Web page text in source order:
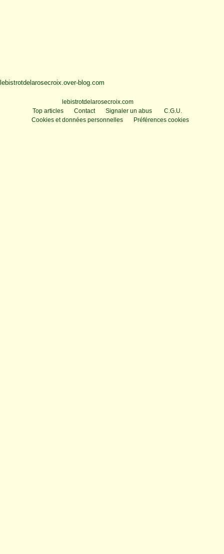
lebistrotdelarosecroix.over-blog.com
lebistrotdelarosecroix.com
Top articles
Contact Signaler un abus
C.G.U.
Cookies et données personnelles
Préférences cookies